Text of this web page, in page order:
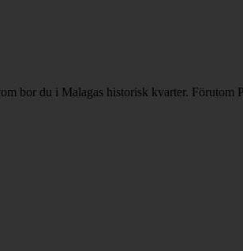
bor du i Malagas historisk kvarter. Förutom